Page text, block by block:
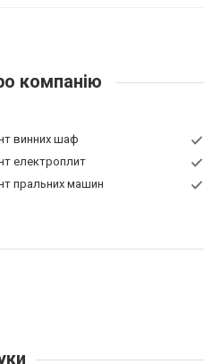
компанію
винних шаф
електроплит
пральних машин